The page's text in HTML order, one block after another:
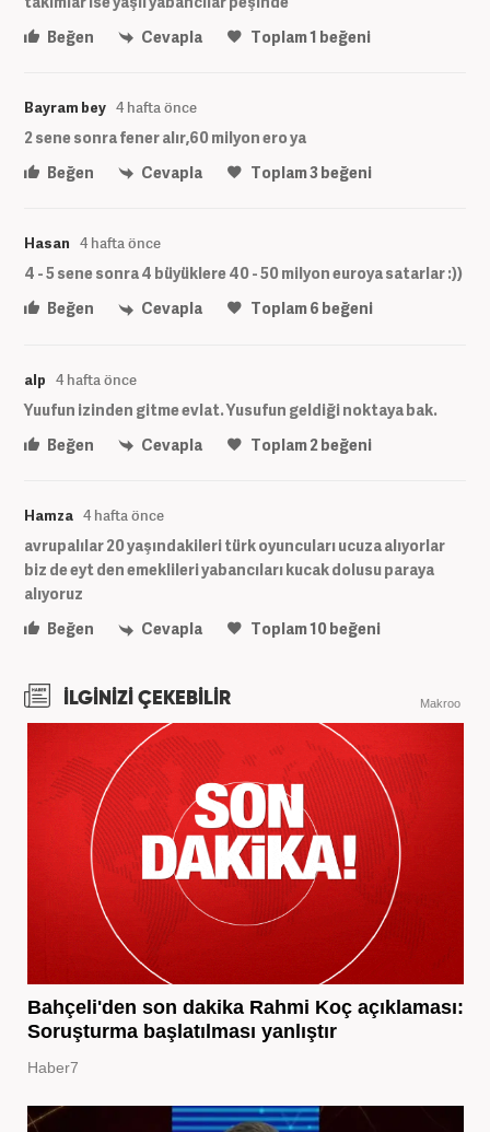
Beğen
Cevapla Toplam1 beğeni
Bayram bey 4 hafta önce
2 sene sonra fener alır,60 milyon ero ya
Beğen
Cevapla Toplam3beğeni
Hasan 4 hafta önce
4 - 5 sene sonra 4 büyüklere 40 - 50 milyon euroya satarlar :))
Beğen
Cevapla Toplam6 beğeni
alp 4 hafta önce
Yuufun izinden gitme evlat. Yusufun geldiği noktaya bak.
Beğen
Cevapla Toplam2 beğeni
Hamza 4 hafta önce
avrupalılar 20 yaşındakileri türk oyuncuları ucuza alıyorlar
biz de eyt den emeklileri yabancıları kucak dolusu paraya
alıyoruz
Beğen
Cevapla Toplam10beğeni
İLGİNİZİ ÇEKEBİLİR Makroo
Bahçeli'den son dakika Rahmi Koç açıklaması:
Soruşturma başlatılması yanlıştır
Haber7